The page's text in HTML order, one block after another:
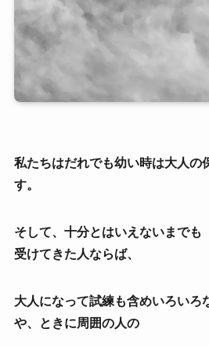
私たちはだれでも幼い時は大人の
す。
そして、十分とはいえないまでも
受けてきた人ならば、
大人になって試練も含めいろいろ
や、ときに周囲の人の